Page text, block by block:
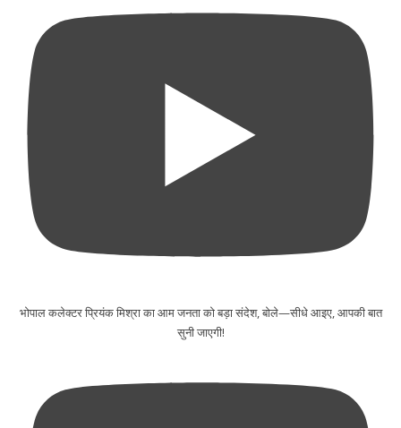
भोपाल कलेक्टर प्रियंक मिश्रा का आम जनता को बड़ा संदेश, बोले—सीधे आइए, आपकी बात
सुनी जाएगी!